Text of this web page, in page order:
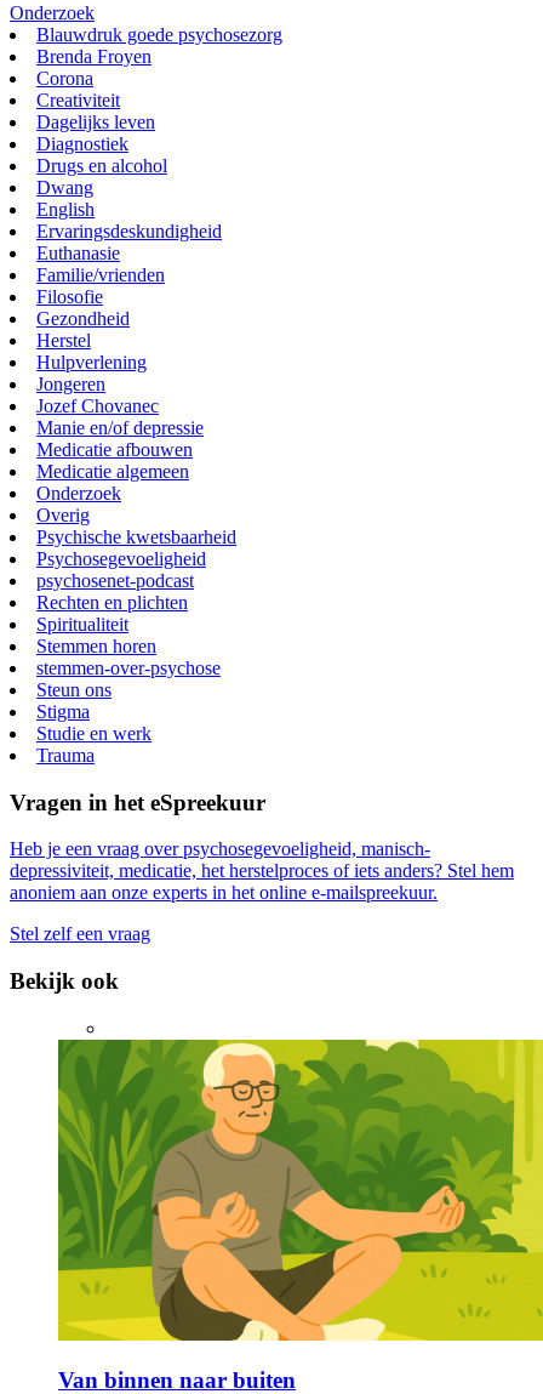
Onderzoek
Blauwdruk goede psychosezorg
Brenda Froyen
Corona
Creativiteit
Dagelijks leven
Diagnostiek
Drugs en alcohol
Dwang
English
Ervaringsdeskundigheid
Euthanasie
Familie/vrienden
Filosofie
Gezondheid
Herstel
Hulpverlening
Jongeren
Jozef Chovanec
Manie en/of depressie
Medicatie afbouwen
Medicatie algemeen
Onderzoek
Overig
Psychische kwetsbaarheid
Psychosegevoeligheid
psychosenet-podcast
Rechten en plichten
Spiritualiteit
Stemmen horen
stemmen-over-psychose
Steun ons
Stigma
Studie en werk
Trauma
Vragen in het eSpreekuur
Heb je een vraag over psychosegevoeligheid, manisch-
depressiviteit, medicatie, het herstelproces of iets anders? Stel hem
anoniem aan onze experts in het online e-mailspreekuur.
Stel zelf een vraag
Bekijk ook
Van binnen naar buiten